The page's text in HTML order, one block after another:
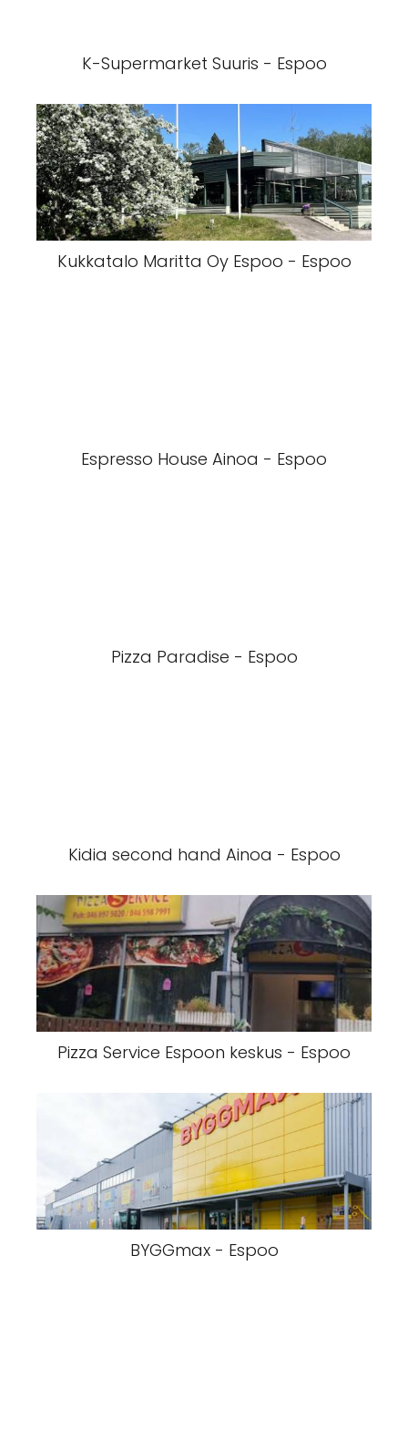
K-Supermarket Suuris - Espoo
Kukkatalo Maritta Oy Espoo - Espoo
Espresso House Ainoa - Espoo
Pizza Paradise - Espoo
Kidia second hand Ainoa - Espoo
Pizza Service Espoon keskus - Espoo
BYGGmax - Espoo